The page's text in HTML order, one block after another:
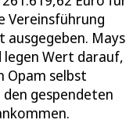
Vereinsführung
ausgegeben. Mays
Wert darauf,
Opam selbst
gespendeten